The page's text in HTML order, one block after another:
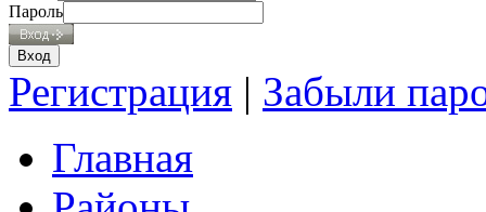
Пароль
Регистрация | Забыли
Главная